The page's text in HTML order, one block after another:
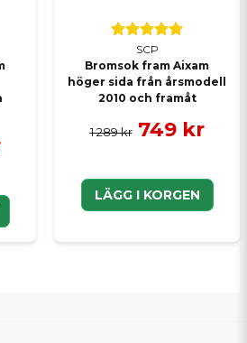
SCP
Bromsok fram Aixam
höger sida från årsmodell
2010 och framåt
1 289 kr 749 kr
LÄGG I KORGEN